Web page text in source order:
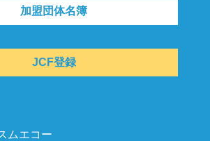
加盟団体名簿
JCF登録
ムエコー